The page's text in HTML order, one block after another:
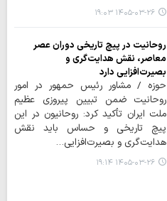
۱۴۰۵-۰۳-۲۶ ۱۹:۰۳
روحانیت در پیچ تاریخی دوران عصر
معاصر، نقش هدایت‌گری و
بصیرت‌افزایی دارد
حوزه / مشاور رئیس حمهور در امور
روحانیت ضمن تبیین پیروزی عظیم
ملت ایران تأکید کرد: روحانیون در این
پیچ تاریخی و حساس باید نقش
هدایت‌گری و بصیرت‌افزایی…
۱۴۰۵-۰۳-۲۶ ۱۹:۱۴